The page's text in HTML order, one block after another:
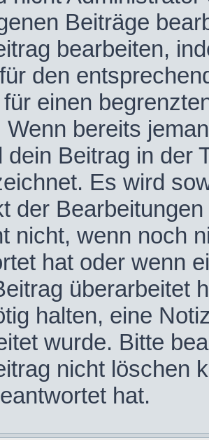
Beiträge
bearbeiten,
den
einen
Wenn bereits
dein Beitrag in der
Es wird
der
nicht, wenn noch
hat oder wenn
überarbeitet
halten, eine
wurde. Bitte
nicht löschen
hat.